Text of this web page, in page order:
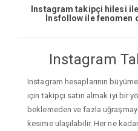
Instagram takipçi hilesi
İnsfollow ile fenomen
Instagram
Instagram hesaplarının
için takipçi satın almak iyi bir
beklemeden ve fazla
kesime ulaşılabilir. Her ne